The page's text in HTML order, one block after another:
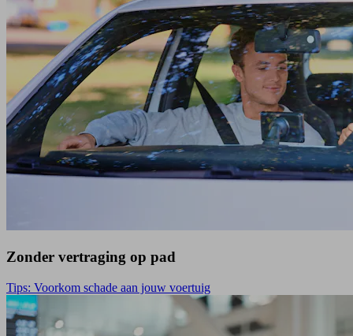
Zonder vertraging op pad
Tips: Voorkom schade aan jouw voertuig